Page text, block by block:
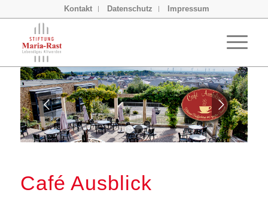
Kontakt Datenschutz Impressum
Weiter
1 2
Café Ausblick